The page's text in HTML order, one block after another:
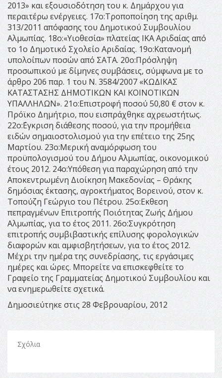
2013» και εξουσιοδότηση του κ. Δημάρχου για
περαιτέρω ενέργειες. 17ο:Τροποποίηση της αριθμ.
313/2011 απόφασης του Δημοτικού Συμβουλίου
Αλμωπίας. 18ο:«Υιοθεσία» πλατείας ΙΚΑ Αριδαίας από
το 1ο Δημοτικό Σχολείο Αριδαίας. 19ο:Κατανομή
υπολοίπων ποσών από ΣΑΤΑ. 20ο:Πρόσληψη
προσωπικού με δίμηνες συμβάσεις, σύμφωνα με το
άρθρο 206 παρ. 1 του Ν. 3584/2007 «ΚΩΔΙΚΑΣ
ΚΑΤΑΣΤΑΣΗΣ ΔΗΜΟΤΙΚΩΝ ΚΑΙ ΚΟΙΝΟΤΙΚΩΝ
ΥΠΑΛΛΗΛΩΝ». 21ο:Επιστροφή ποσού 50,80 € στον κ.
Πρόϊκο Δημήτριο, που εισπράχθηκε αχρεωστήτως.
22ο:΄Εγκριση διάθεσης ποσού, για την προμήθεια
ειδών σημαιοστολισμού για την επέτειο της 25ης
Μαρτίου. 23ο:Μερική αναμόρφωση του
προϋπολογισμού του Δήμου Αλμωπίας, οικονομικού
έτους 2012. 24ο:Υπόθεση για παραχώρηση από την
Αποκεντρωμένη Διοίκηση Μακεδονίας – Θράκης
δημόσιας έκτασης, αγροκτήματος Βορεινού, στον κ.
Τοπούζη Γεώργιο του Πέτρου. 25ο:Εκθεση
πεπραγμένων Επιτροπής Ποιότητας Ζωής Δήμου
Αλμωπίας, για το έτος 2011. 26ο:Συγκρότηση
επιτροπής συμβιβαστικής επίλυσης φορολογικών
διαφορών και αμφισβητήσεων, για το έτος 2012.
Μέχρι την ημέρα της συνεδρίασης, τις εργάσιμες
ημέρες και ώρες. Μπορείτε να επισκεφθείτε το
Γραφείο της Γραμματείας Δημοτικού Συμβουλίου και
να ενημερωθείτε σχετικά.
Δημοσιεύτηκε στις 28 Φεβρουαρίου, 2012
Σχόλια